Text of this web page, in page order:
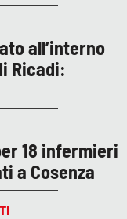
all’interno
Ricadi:
18 infermieri
a Cosenza